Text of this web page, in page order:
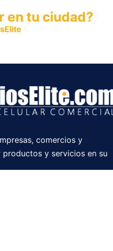
en tu ciudad?
comercios y
y servicios en su